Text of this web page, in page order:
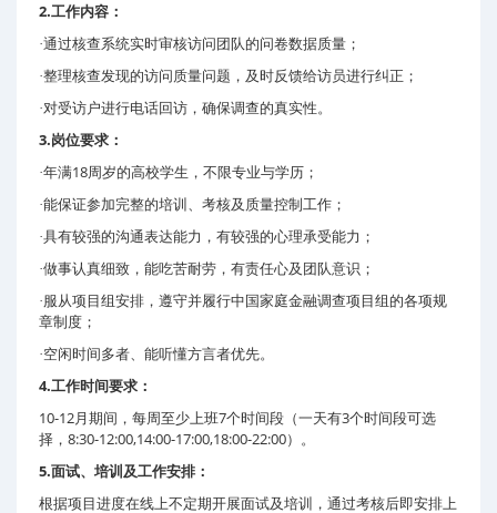
2.工作内容：
·通过核查系统实时审核访问团队的问卷数据质量；
·整理核查发现的访问质量问题，及时反馈给访员进行纠正；
·对受访户进行电话回访，确保调查的真实性。
3.岗位要求：
·年满18周岁的高校学生，不限专业与学历；
·能保证参加完整的培训、考核及质量控制工作；
·具有较强的沟通表达能力，有较强的心理承受能力；
·做事认真细致，能吃苦耐劳，有责任心及团队意识；
·服从项目组安排，遵守并履行中国家庭金融调查项目组的各项规
章制度；
·空闲时间多者、能听懂方言者优先。
4.工作时间要求：
10-12月期间，每周至少上班7个时间段（一天有3个时间段可选
择， 8:30-12:00,14:00-17:00,18:00-22:00）。
5.面试、培训及工作安排：
根据项目进度在线上不定期开展面试及培训，通过考核后即安排上